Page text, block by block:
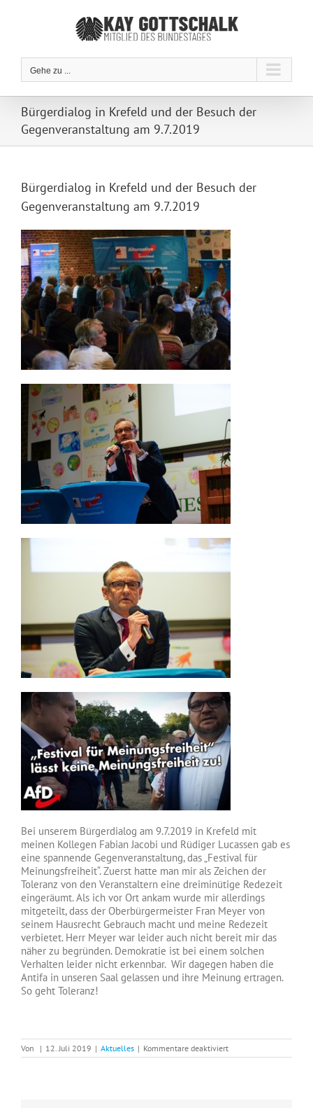
Gehe zu ...
Bürgerdialog in Krefeld und der Besuch der
Gegenveranstaltung am 9.7.2019
Bürgerdialog in Krefeld und der Besuch der
Gegenveranstaltung am 9.7.2019
Bei unserem Bürgerdialog am 9.7.2019 in Krefeld mit
meinen Kollegen Fabian Jacobi und Rüdiger Lucassen gab es
eine spannende Gegenveranstaltung, das „Festival für
Meinungsfreiheit“. Zuerst hatte man mir als Zeichen der
Toleranz von den Veranstaltern eine dreiminütige Redezeit
eingeräumt. Als ich vor Ort ankam wurde mir allerdings
mitgeteilt, dass der Oberbürgermeister Fran Meyer von
seinem Hausrecht Gebrauch macht und meine Redezeit
verbietet. Herr Meyer war leider auch nicht bereit mir das
näher zu begründen. Demokratie ist bei einem solchen
Verhalten leider nicht erkennbar. Wir dagegen haben die
Antifa in unseren Saal gelassen und ihre Meinung ertragen.
So geht Toleranz!
Von | 12. Juli 2019 | Aktuelles | Kommentare deaktiviertfür
Bürgerdialog